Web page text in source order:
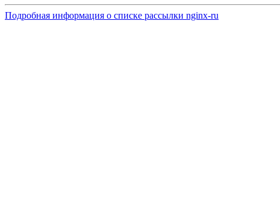
Подробная информация о списке рассылки nginx-ru